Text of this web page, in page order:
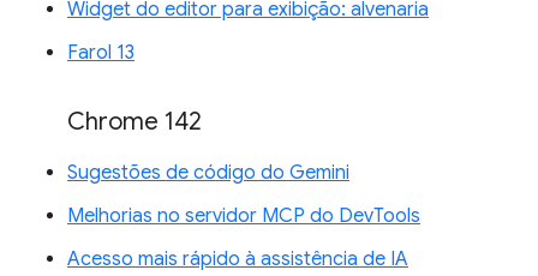
Widget do editor para exibição: alvenaria
Farol 13
Chrome 142
Sugestões de código do Gemini
Melhorias no servidor MCP do DevTools
Acesso mais rápido à assistência de IA